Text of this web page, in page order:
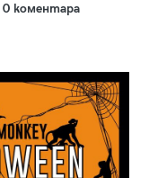
0 коментара